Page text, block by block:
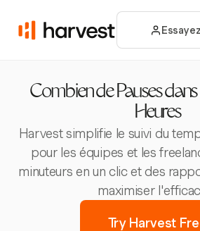
Combien de Pauses dans
Heures
Harvest simplifie le suivi du
pour les équipes et les
minuteurs en un clic et des
maximiser
Try Harvest